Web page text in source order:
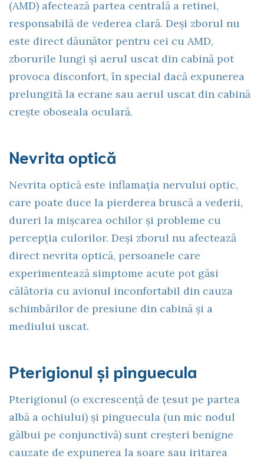
(AMD) afectează partea centrală a retinei,
responsabilă de vederea clară. Deși zborul nu
este direct dăunător pentru cei cu AMD,
zborurile lungi și aerul uscat din cabină pot
provoca disconfort, în special dacă expunerea
prelungită la ecrane sau aerul uscat din cabină
crește oboseala oculară.
Nevrita optică
Nevrita optică este inflamația nervului optic,
care poate duce la pierderea bruscă a vederii,
dureri la mișcarea ochilor și probleme cu
percepția culorilor. Deși zborul nu afectează
direct nevrita optică, persoanele care
experimentează simptome acute pot găsi
călătoria cu avionul inconfortabil din cauza
schimbărilor de presiune din cabină și a
mediului uscat.
Pterigionul și pinguecula
Pterigionul (o excrescență de țesut pe partea
albă a ochiului) și pinguecula (un mic nodul
gălbui pe conjunctivă) sunt creșteri benigne
cauzate de expunerea la soare sau iritarea